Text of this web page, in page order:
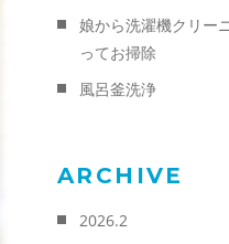
娘から洗濯機クリー
ってお掃除
風呂釜洗浄
ARCHIVE
2026.2